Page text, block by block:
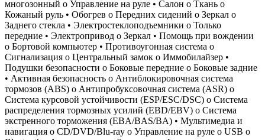
многозонный o Управление на руле • Салон o Ткань o
Кожаный руль • Обогрев o Передних сидений o Зеркал o
Заднего стекла • Электростеклоподъемники o Только
передние • Электропривод o Зеркал • Помощь при вождении
o Бортовой компьютер • Противоугонная система o
Сигнализация o Центральный замок o Иммобилайзер •
Подушки безопасности o Боковые передние o Боковые задние
• Активная безопасность o Антиблокировочная система
тормозов (ABS) o Антипробуксовочная система (ASR) o
Система курсовой устойчивости (ESP/ESC/DSC) o Система
распределения тормозных усилий (EBD/EBV) o Система
экстренного торможения (EBA/BAS/BA) • Мультимедиа и
навигация o CD/DVD/Blu-ray o Управление на руле o USB o